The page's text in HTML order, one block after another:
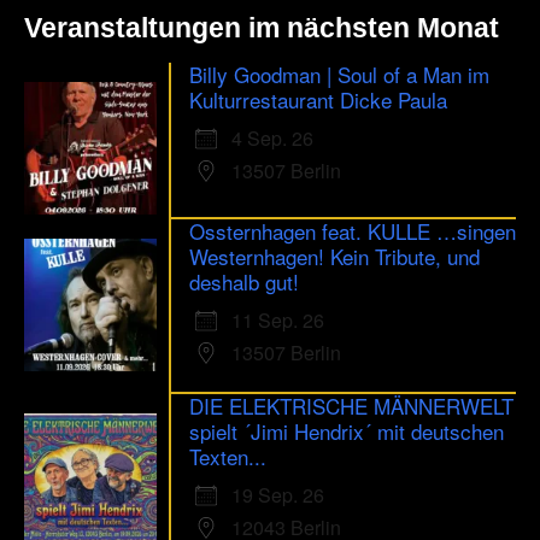
Veranstaltungen im nächsten Monat
Billy Goodman | Soul of a Man im
Kulturrestaurant Dicke Paula
4 Sep. 26
13507 Berlin
Ossternhagen feat. KULLE …singen
Westernhagen! Kein Tribute, und
deshalb gut!
11 Sep. 26
13507 Berlin
DIE ELEKTRISCHE MÄNNERWELT
spielt ´Jimi Hendrix´ mit deutschen
Texten...
19 Sep. 26
12043 Berlin